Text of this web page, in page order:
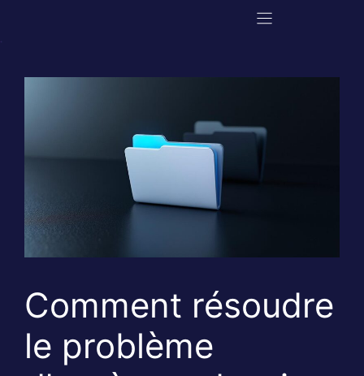
Comment résoudre
le problème